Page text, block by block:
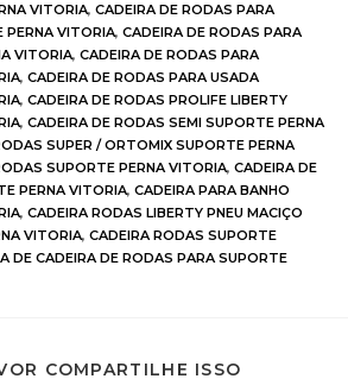
VITORIA, CADEIRA DE RODAS PARA
PERNA VITORIA, CADEIRA DE RODAS PARA
VITORIA, CADEIRA DE RODAS PARA
, CADEIRA DE RODAS PARA USADA
, CADEIRA DE RODAS PROLIFE LIBERTY
, CADEIRA DE RODAS SEMI SUPORTE PERNA
SUPER / ORTOMIX SUPORTE PERNA
SUPORTE PERNA VITORIA, CADEIRA DE
PERNA VITORIA, CADEIRA PARA BANHO
, CADEIRA RODAS LIBERTY PNEU MACIÇO
VITORIA, CADEIRA RODAS SUPORTE
DE CADEIRA DE RODAS PARA SUPORTE
COMPARTILHE ISSO